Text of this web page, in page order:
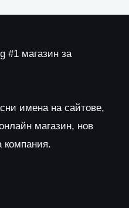
#1 магазин за
имена на сайтове,
магазин, нов
компания.